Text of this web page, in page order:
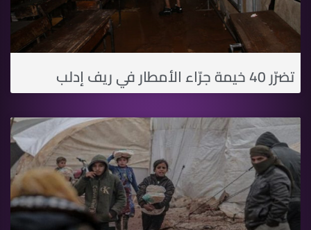
تضرّر 40 خيمة جرّاء الأمطار في ريف إدلب